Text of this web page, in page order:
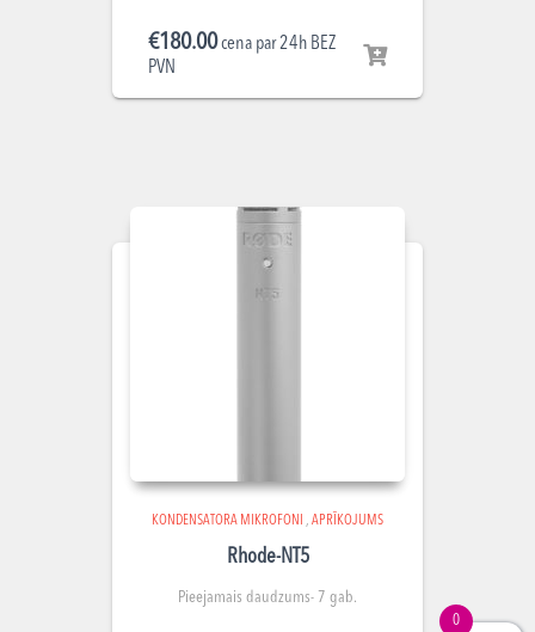
€180.00cena par 24h BEZ
PVN
KONDENSATORA MIKROFONI , APRĪKOJUMS
Rhode-NT5
Pieejamais daudzums- 7 gab.
0